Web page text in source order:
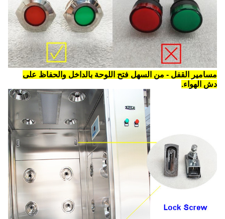
مسامير القفل - من السهل فتح اللوحة بالداخل والحفاظ على
دش الهواء.